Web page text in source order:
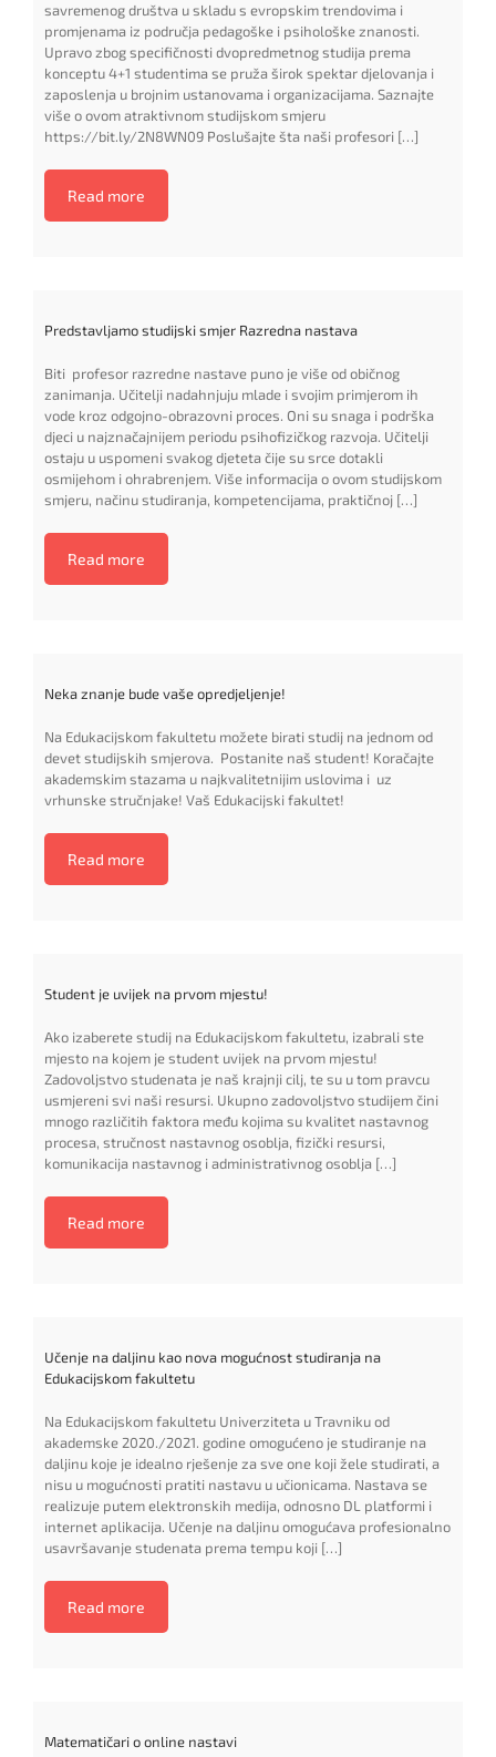
savremenog društva u skladu s evropskim trendovima i
promjenama iz područja pedagoške i psihološke znanosti.
Upravo zbog specifičnosti dvopredmetnog studija prema
konceptu 4+1 studentima se pruža širok spektar djelovanja i
zaposlenja u brojnim ustanovama i organizacijama. Saznajte
više o ovom atraktivnom studijskom smjeru
https://bit.ly/2N8WN09 Poslušajte šta naši profesori […]
Read more
Predstavljamo studijski smjer Razredna nastava
Biti profesor razredne nastave puno je više od običnog
zanimanja. Učitelji nadahnjuju mlade i svojim primjerom ih
vode kroz odgojno-obrazovni proces. Oni su snaga i podrška
djeci u najznačajnijem periodu psihofizičkog razvoja. Učitelji
ostaju u uspomeni svakog djeteta čije su srce dotakli
osmijehom i ohrabrenjem. Više informacija o ovom studijskom
smjeru, načinu studiranja, kompetencijama, praktičnoj […]
Read more
Neka znanje bude vaše opredjeljenje!
Na Edukacijskom fakultetu možete birati studij na jednom od
devet studijskih smjerova. Postanite naš student! Koračajte
akademskim stazama u najkvalitetnijim uslovima i uz
vrhunske stručnjake! Vaš Edukacijski fakultet!
Read more
Student je uvijek na prvom mjestu!
Ako izaberete studij na Edukacijskom fakultetu, izabrali ste
mjesto na kojem je student uvijek na prvom mjestu!
Zadovoljstvo studenata je naš krajnji cilj, te su u tom pravcu
usmjereni svi naši resursi. Ukupno zadovoljstvo studijem čini
mnogo različitih faktora među kojima su kvalitet nastavnog
procesa, stručnost nastavnog osoblja, fizički resursi,
komunikacija nastavnog i administrativnog osoblja […]
Read more
Učenje na daljinu kao nova mogućnost studiranja na
Edukacijskom fakultetu
Na Edukacijskom fakultetu Univerziteta u Travniku od
akademske 2020./2021. godine omogućeno je studiranje na
daljinu koje je idealno rješenje za sve one koji žele studirati, a
nisu u mogućnosti pratiti nastavu u učionicama. Nastava se
realizuje putem elektronskih medija, odnosno DL platformi i
internet aplikacija. Učenje na daljinu omogućava profesionalno
usavršavanje studenata prema tempu koji […]
Read more
Matematičari o online nastavi